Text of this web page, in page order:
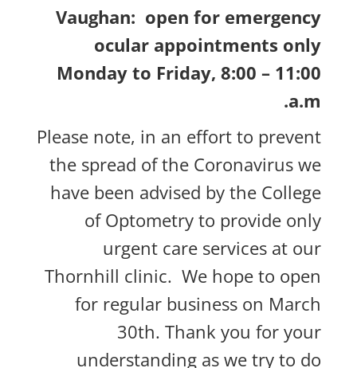
Vaughan: open for emergency
ocular appointments only
Monday to Friday, 8:00 – 11:00
a.m.
Please note, in an effort to prevent
the spread of the Coronavirus we
have been advised by the College
of Optometry to provide only
urgent care services at our
Thornhill clinic. We hope to open
for regular business on March
30th. Thank you for your
understanding as we try to do